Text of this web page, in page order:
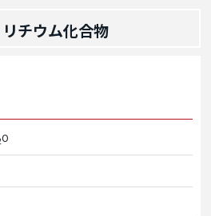
チウム化合物
O